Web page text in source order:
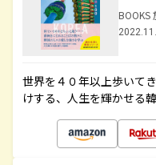
BOOKS
世界を４０年以上歩いて
けする、人生を輝かせる